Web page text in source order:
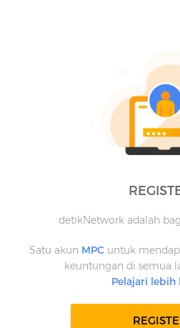
detikNetwork adalah
Satu akun MPC untuk
keuntungan di semua
Pelajari lebih